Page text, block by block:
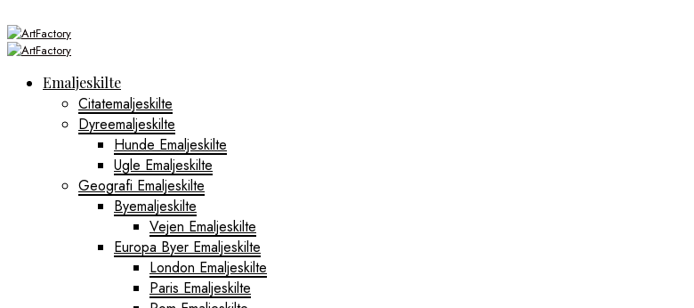
Emaljeskilte
Citatemaljeskilte
Dyreemaljeskilte
Hunde Emaljeskilte
Ugle Emaljeskilte
Geografi Emaljeskilte
Byemaljeskilte
Vejen Emaljeskilte
Europa Byer Emaljeskilte
London Emaljeskilte
Paris Emaljeskilte